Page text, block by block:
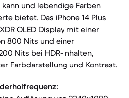
und lebendige Farben
bietet. Das iPhone 14 Plus
OLED Display mit einer
800 Nits und einer
Nits bei HDR-Inhalten,
Farbdarstellung und Kontrast.